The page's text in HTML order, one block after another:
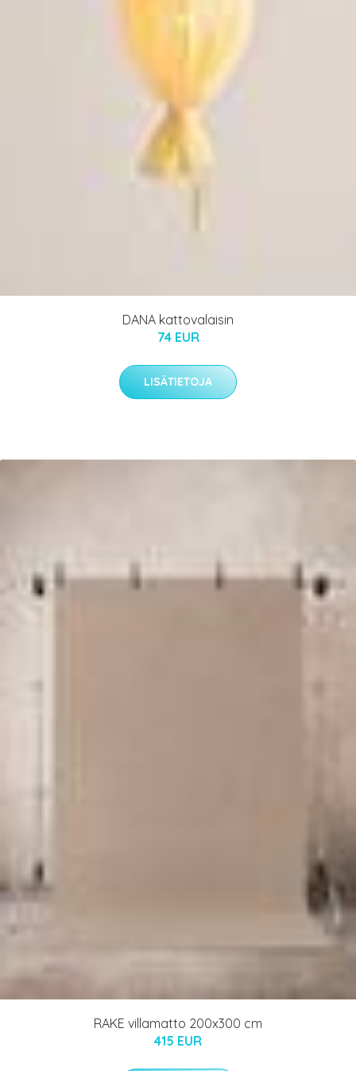
DANA kattovalaisin
74 EUR
LISÄTIETOJA
RAKE villamatto 200x300 cm
415 EUR